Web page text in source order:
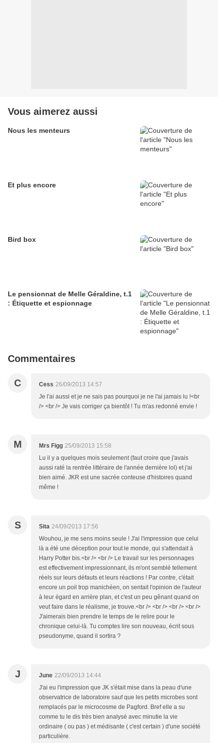
Vous aimerez aussi
Nous les menteurs
Et plus encore
Bird box
Le pensionnat de Melle Géraldine, t.1
: Étiquette et espionnage
Commentaires
C Cess 26/09/2013 14:57
Je l'ai aussi et je ne sais pas pourquoi je ne l'ai jamais lu !<br
/> <br /> Je vais corriger ça bientôt ! Tu m'as redonné envie !
M Mrs Figg 25/09/2013 15:58
Lu il y a quelques mois seulement (faut croire que j'avais
aussi raté la rentrée littéraire de l'année dernière lol) et j'ai
bien aimé. JKR est une sacrée conteuse d'histoires quand
même !
S Sita 24/09/2013 17:56
Wouhou, je me sens moins seule ! J'ai l'impression que celui
là a été une déception pour tout le monde, qui s'attendait à
Harry Potter bis.<br /> <br /> Le travail sur les personnages
est effectivement impressionnant, ils m'ont semblé tellement
réels sur leurs défauts et leurs réactions ! Par contre, c'était
encore un poil trop manichéen, on sentait l'opinion de l'auteur
à leur égard en arrière plan, et c'est un peu gênant quand on
veut faire dans le réalisme, je trouve.<br /> <br /> <br /> <br />
J'aimerais bien prendre le temps de le relire pour le
chronique celui-là. Tu comptes lire son nouveau, écrit sous
pseudonyme, quand il sortira ?
J June 22/09/2013 14:44
J'ai eu l'impression que JK s'était mise dans la peau d'une
observatrice de laboratoire sauf que les petits microbes sont
remplacés par le microcosme de Pagford. Bref elle a su
comme tu le dis très bien analysé avec minutie la vie
ordinaire ( ou pas ) et médisante ( c'est certain ) d'une société
particulière.